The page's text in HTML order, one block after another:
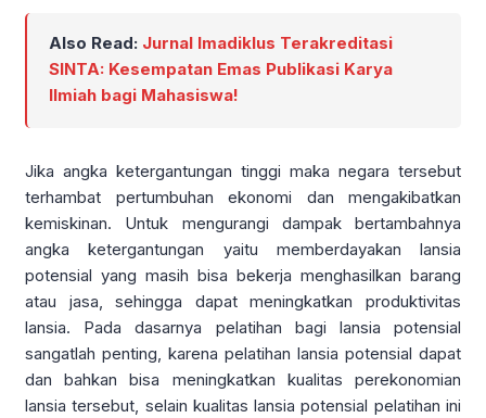
Also Read: Jurnal Imadiklus Terakreditasi
SINTA: Kesempatan Emas Publikasi Karya
Ilmiah bagi Mahasiswa!
Jika angka ketergantungan tinggi maka negara tersebut
terhambat pertumbuhan ekonomi dan mengakibatkan
kemiskinan. Untuk mengurangi dampak bertambahnya
angka ketergantungan yaitu memberdayakan lansia
potensial yang masih bisa bekerja menghasilkan barang
atau jasa, sehingga dapat meningkatkan produktivitas
lansia. Pada dasarnya pelatihan bagi lansia potensial
sangatlah penting, karena pelatihan lansia potensial dapat
dan bahkan bisa meningkatkan kualitas perekonomian
lansia tersebut, selain kualitas lansia potensial pelatihan ini